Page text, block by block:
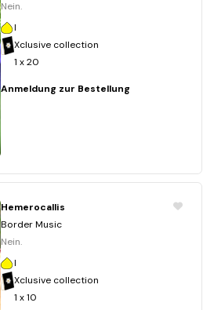
Nein.
I
Xclusive collection
1 x 20
Anmeldung zur Bestellung
Hemerocallis
Border Music
Nein.
I
Xclusive collection
1 x 10